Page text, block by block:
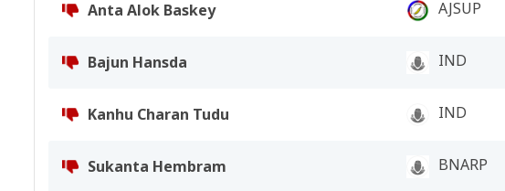
Anta Alok Baskey AJSUP
Bajun Hansda IND
Kanhu Charan Tudu IND
Sukanta Hembram BNARP